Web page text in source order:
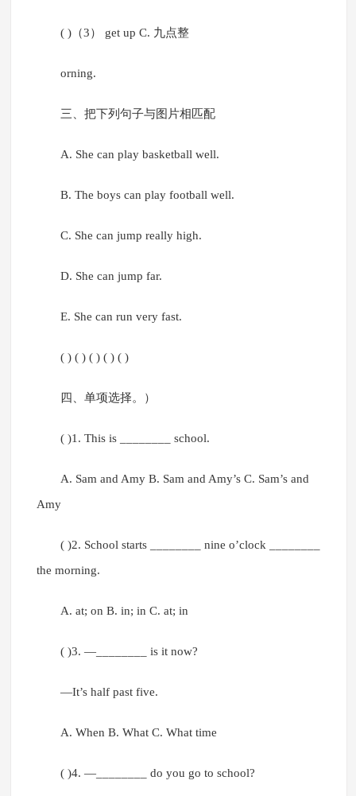
( )（3） get up C. 九点整
orning.
三、把下列句子与图片相匹配
A. She can play basketball well.
B. The boys can play football well.
C. She can jump really high.
D. She can jump far.
E. She can run very fast.
( ) ( ) ( ) ( ) ( )
四、单项选择。）
( )1. This is ________ school.
A. Sam and Amy B. Sam and Amy’s C. Sam’s and
Amy
( )2. School starts ________ nine o’clock ________
the morning.
A. at; on B. in; in C. at; in
( )3. —________ is it now?
—It’s half past five.
A. When B. What C. What time
( )4. —________ do you go to school?